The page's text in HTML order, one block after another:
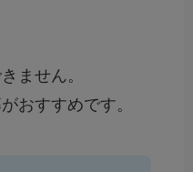
ません。
おすすめです。